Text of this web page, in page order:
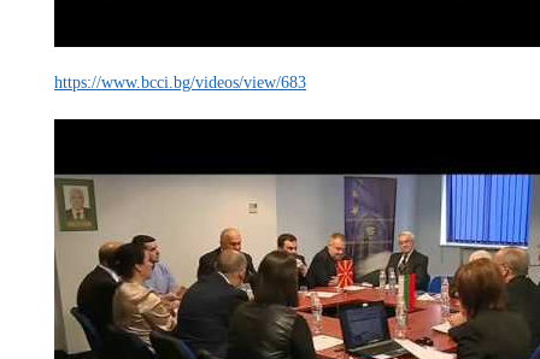
https://www.bcci.bg/videos/view/683